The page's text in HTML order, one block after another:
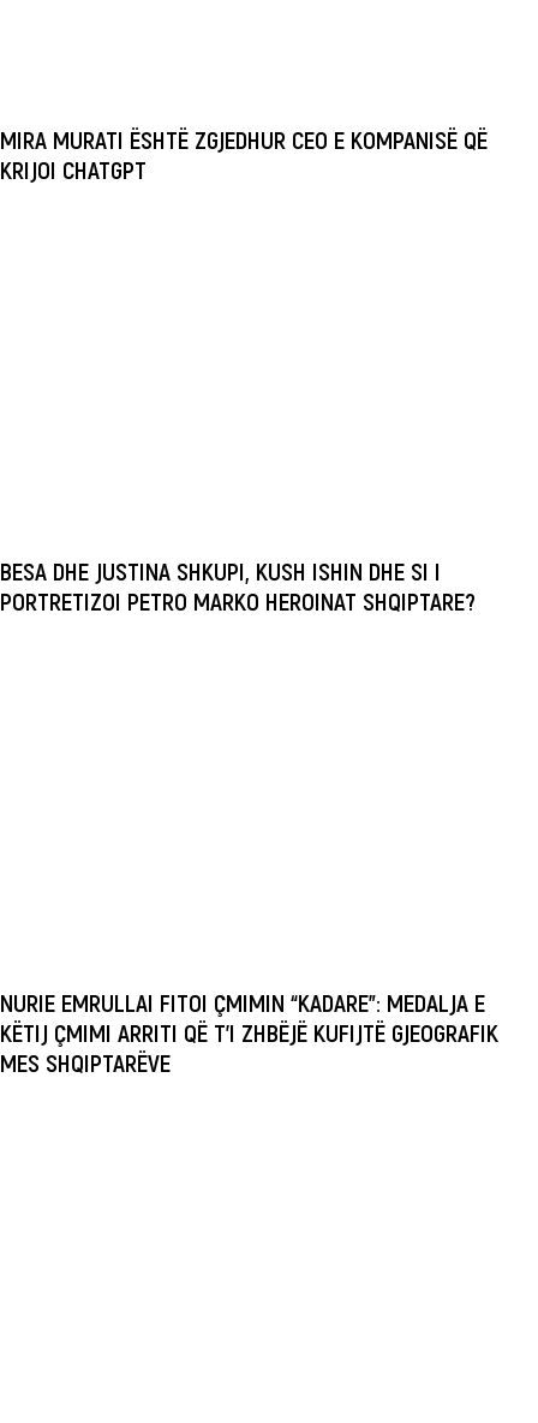
MIRA MURATI ËSHTË ZGJEDHUR CEO E KOMPANISË QË
KRIJOI CHATGPT
BESA DHE JUSTINA SHKUPI, KUSH ISHIN DHE SI I
PORTRETIZOI PETRO MARKO HEROINAT SHQIPTARE?
NURIE EMRULLAI FITOI ÇMIMIN “KADARE”: MEDALJA E
KËTIJ ÇMIMI ARRITI QË T’I ZHBËJË KUFIJTË GJEOGRAFIK
MES SHQIPTARËVE